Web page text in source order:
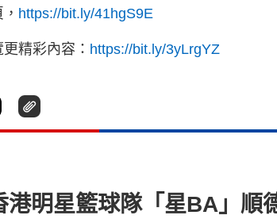
https://bit.ly/41hgS9E
精彩內容： https://bit.ly/3yLrgYZ
明星籃球隊「星BA」順